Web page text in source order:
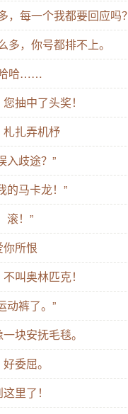
，每一个我都要回应吗？
多，你号都排不上。
哈哈……
抽中了头奖！
扎弄机杼
入歧途？”
的马卡龙！”
滚！”
所恨
叫奥林匹克！
动裤了。”
块安抚毛毯。
委屈。
里了！